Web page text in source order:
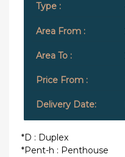
*D : Duplex
*Pent-h : Penthouse